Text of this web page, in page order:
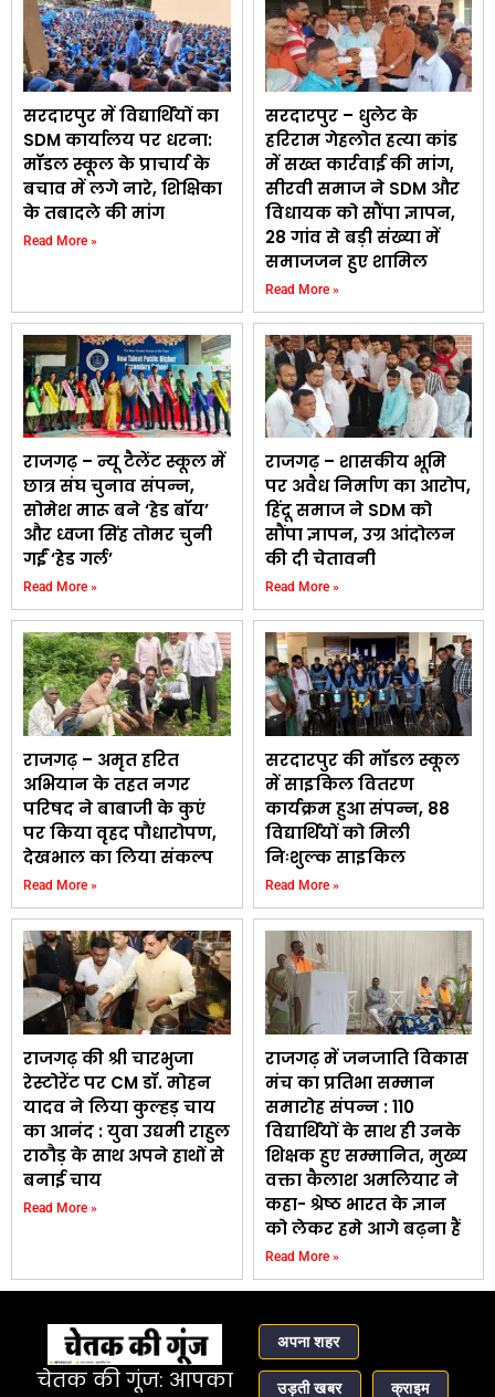
सरदारपुर में विद्यार्थियों का
SDM कार्यालय पर धरना:
मॉडल स्कूल के प्राचार्य के
बचाव में लगे नारे, शिक्षिका
के तबादले की मांग
Read More »
सरदारपुर – धुलेट के
हरिराम गेहलोत हत्या कांड
में सख्त कार्रवाई की मांग,
सीरवी समाज ने SDM और
विधायक को सौंपा ज्ञापन,
28 गांव से बड़ी संख्या में
समाजजन हुए शामिल
Read More »
राजगढ़ – न्यू टैलेंट स्कूल में
छात्र संघ चुनाव संपन्न,
सोमेश मारू बने ‘हेड बॉय’
और ध्वजा सिंह तोमर चुनी
गईं ‘हेड गर्ल’
Read More »
राजगढ़ – शासकीय भूमि
पर अवैध निर्माण का आरोप,
हिंदू समाज ने SDM को
सौंपा ज्ञापन, उग्र आंदोलन
की दी चेतावनी
Read More »
राजगढ़ – अमृत हरित
अभियान के तहत नगर
परिषद ने बाबाजी के कुएं
पर किया वृहद पौधारोपण,
देखभाल का लिया संकल्प
Read More »
सरदारपुर की मॉडल स्कूल
में साइकिल वितरण
कार्यक्रम हुआ संपन्न, 88
विद्यार्थियों को मिली
निःशुल्क साइकिल
Read More »
राजगढ़ की श्री चारभुजा
रेस्टोरेंट पर CM डॉ. मोहन
यादव ने लिया कुल्हड़ चाय
का आनंद : युवा उद्यमी राहुल
राठौड़ के साथ अपने हाथों से
बनाई चाय
Read More »
राजगढ़ में जनजाति विकास
मंच का प्रतिभा सम्मान
समारोह संपन्न : 110
विद्यार्थियों के साथ ही उनके
शिक्षक हुए सम्मानित, मुख्य
वक्ता कैलाश अमलियार ने
कहा- श्रेष्ठ भारत के ज्ञान
को लेकर हमे आगे बढ़ना हैं
Read More »
चेतक की गूंज: आपका
अपना शहर
उड़ती खबर क्राइम